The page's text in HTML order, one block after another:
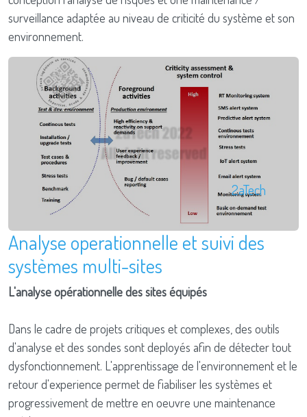
surveillance adaptée au niveau de criticité du système et son
environnement.
2aTech
Analyse operationnelle et suivi des
systèmes multi-sites
L'analyse opérationnelle des sites équipés
Dans le cadre de projets critiques et complexes, des outils
d'analyse et des sondes sont deployés afin de détecter tout
dysfonctionnement. L'apprentissage de l'environnement et le
retour d'experience permet de fiabiliser les systèmes et
progressivement de mettre en oeuvre une maintenance